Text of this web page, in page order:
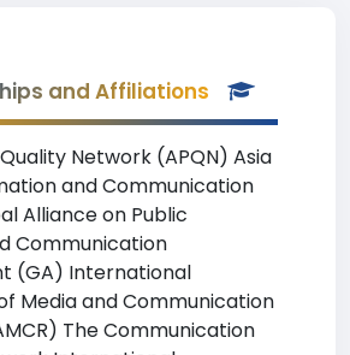
and Affiliations
Network (APQN) Asia
and Communication
Alliance on Public
Communication
(GA) International
Media and Communication
The Communication